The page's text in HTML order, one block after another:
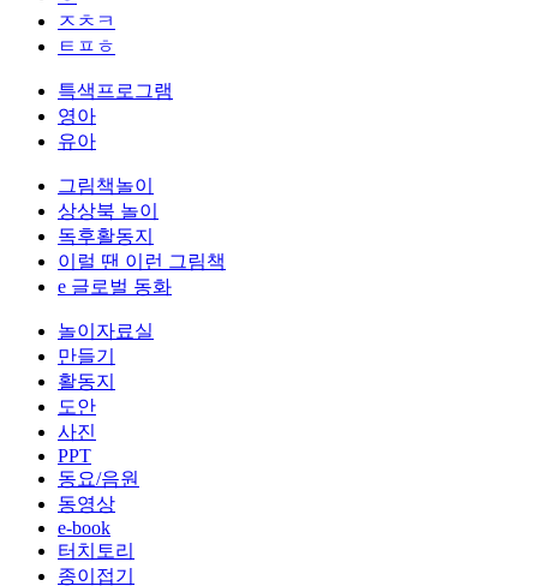
ㅈㅊㅋ
ㅌㅍㅎ
특색프로그램
영아
유아
그림책놀이
상상북 놀이
독후활동지
이럴 땐 이런 그림책
e 글로벌 동화
놀이자료실
만들기
활동지
도안
사진
PPT
동요/음원
동영상
e-book
터치토리
종이접기